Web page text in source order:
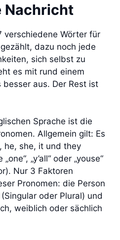
Nachricht
verschiedene Wörter für
dazu noch jede
sich selbst zu
es mit rund einem
aus. Der Rest ist
Sprache ist die
Allgemein gilt: Es
he, she, it und they
„y’all“ oder „youse“
Nur 3 Faktoren
Pronomen: die Person
oder Plural) und
weiblich oder sächlich